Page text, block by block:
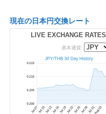
現在の日本円交換レート
LIVE EXCHANGE RATES